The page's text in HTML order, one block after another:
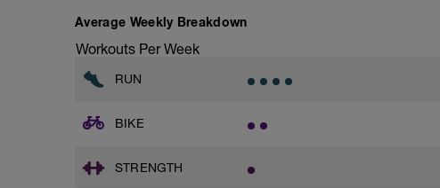
Average Weekly Breakdown
Workouts Per Week
RUN
BIKE
STRENGTH